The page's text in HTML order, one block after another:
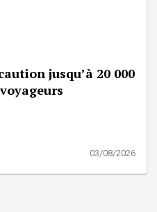
jusqu’à 20 000
03/08/2026